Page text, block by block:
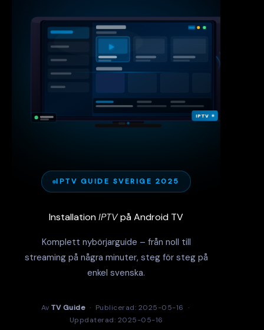
IPTV GUIDE SVERIGE 2025
InstallationIPTVpå Android TV
Komplett nybörjarguide – från noll till
streaming på några minuter, steg för steg på
enkel svenska.
AvTV Guide · Publicerad: 2025-05-16 ·
Uppdaterad: 2025-05-16